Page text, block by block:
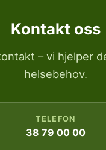
Kontakt oss
– vi hjelper
helsebehov.
TELEFON
38 79 00 00